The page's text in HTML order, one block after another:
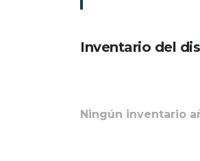
Inventario del
Ningún inventario